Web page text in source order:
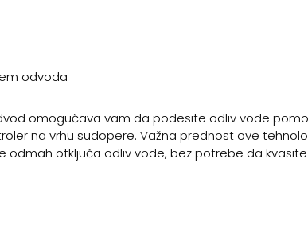
odvoda
omogućava vam da podesite odliv vode
na vrhu sudopere. Važna prednost ove
odmah otključa odliv vode, bez potrebe da kvasite